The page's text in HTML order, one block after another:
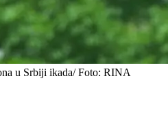
u Srbiji ikada/ Foto: RINA